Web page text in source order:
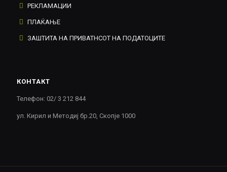
РЕКЛАМАЦИИ
ПЛАЌАЊЕ
ЗАШТИТА НА ПРИВАТНСОТ НА ПОДАТОЦИТЕ
КОНТАКТ
Телефон: 02/ 3 212 844
ул. Кирил и Методиј бр.20, Скопје 1000